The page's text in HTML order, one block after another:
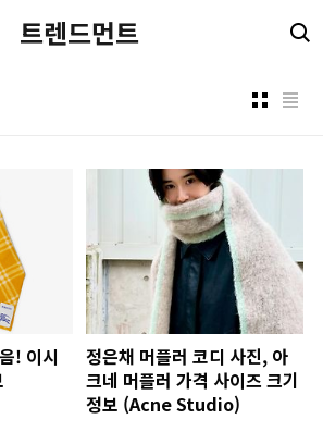
트렌드먼트
! 이시
정은채 머플러 코디 사진, 아
크네 머플러 가격 사이즈 크기
정보 (Acne Studio)